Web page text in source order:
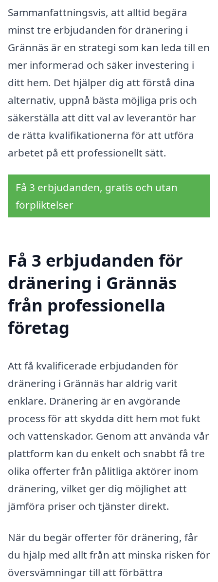
Sammanfattningsvis, att alltid begära
minst tre erbjudanden för dränering i
Grännäs är en strategi som kan leda till en
mer informerad och säker investering i
ditt hem. Det hjälper dig att förstå dina
alternativ, uppnå bästa möjliga pris och
säkerställa att ditt val av leverantör har
de rätta kvalifikationerna för att utföra
arbetet på ett professionellt sätt.
Få 3 erbjudanden, gratis och utan
förpliktelser
Få 3 erbjudanden för
dränering i Grännäs
från professionella
företag
Att få kvalificerade erbjudanden för
dränering i Grännäs har aldrig varit
enklare. Dränering är en avgörande
process för att skydda ditt hem mot fukt
och vattenskador. Genom att använda vår
plattform kan du enkelt och snabbt få tre
olika offerter från pålitliga aktörer inom
dränering, vilket ger dig möjlighet att
jämföra priser och tjänster direkt.
När du begär offerter för dränering, får
du hjälp med allt från att minska risken för
översvämningar till att förbättra